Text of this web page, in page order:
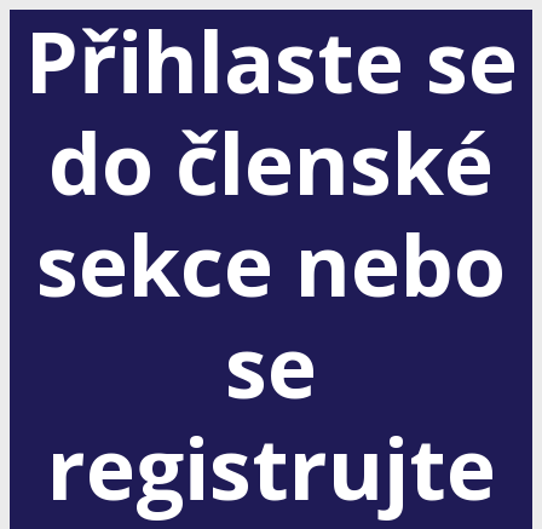
Přihlaste se
do členské
sekce nebo
se
registrujte